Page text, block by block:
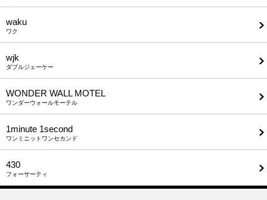
waku
ワク
wjk
ダブルジェーケー
WONDER WALL MOTEL
ワンダーウォールモーテル
1minute​ 1second
ワンミニットワンセカンド
430
フォーサーティ